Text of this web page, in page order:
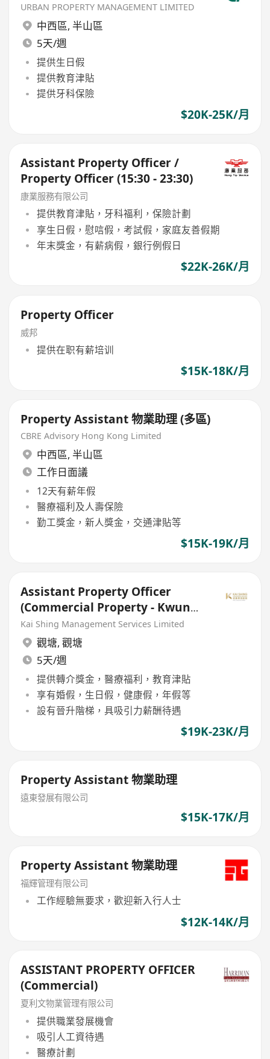
URBAN PROPERTY MANAGEMENT LIMITED
中西區, 半山區
5天/週
提供生日假
提供教育津貼
提供牙科保險
$20K-25K/月
Assistant Property Officer /
Property Officer (15:30 - 23:30)
康業服務有限公司
提供教育津貼，牙科福利，保險計劃
享生日假，慰唁假，考試假，家庭友善假期
年末獎金，有薪病假，銀行例假日
$22K-26K/月
Property Officer
威邦
提供在职有薪培训
$15K-18K/月
Property Assistant 物業助理 (多區)
CBRE Advisory Hong Kong Limited
中西區, 半山區
工作日面議
12天有薪年假
醫療福利及人壽保險
勤工獎金，新人獎金，交通津貼等
$15K-19K/月
Assistant Property Officer
(Commercial Property - Kwun
Tong)
Kai Shing Management Services Limited
觀塘, 觀塘
5天/週
提供轉介獎金，醫療福利，教育津貼
享有婚假，生日假，健康假，年假等
設有晉升階梯，具吸引力薪酬待遇
$19K-23K/月
Property Assistant 物業助理
遠東發展有限公司
$15K-17K/月
Property Assistant 物業助理
福輝管理有限公司
工作經驗無要求，歡迎新入行人士
$12K-14K/月
ASSISTANT PROPERTY OFFICER
(Commercial)
夏利文物業管理有限公司
提供職業發展機會
吸引人工資待遇
醫療計劃